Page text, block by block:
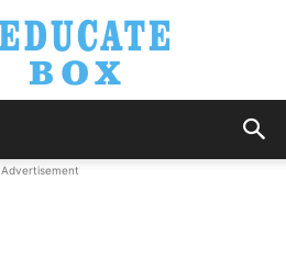
Advertisement